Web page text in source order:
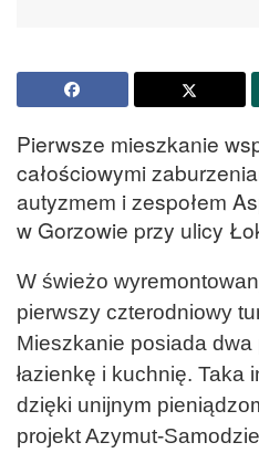
Pierwsze mieszkanie
całościowymi
autyzmem i zespołem
w Gorzowie przy ulicy
W świeżo
pierwszy czterodniowy
Mieszkanie posiada
łazienkę i kuchnię. Taka
dzięki unijnym
projekt Azymut-